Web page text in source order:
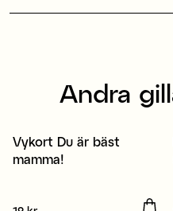
Andra
3 för 2
Vykort Du är bäst
mamma!